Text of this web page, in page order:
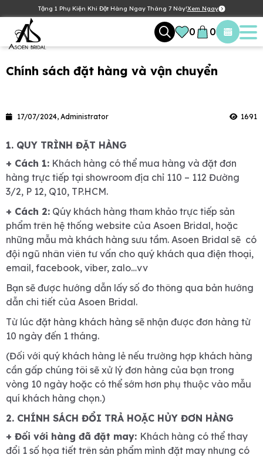
Tặng 1 Phụ Kiện Khi Đặt Hàng Ngay Tháng 7 Này!Xem Ngay
0 0
Chính sách đặt hàng và vận chuyển
17/07/2024, Administrator 1691
1. QUY TRÌNH ĐẶT HÀNG
+ Cách 1: Khách hàng có thể mua hàng và đặt đơn
hàng trực tiếp tại showroom địa chỉ 110 – 112 Đường
3/2, P 12, Q10, TP.HCM.
+ Cách 2: Qúy khách hàng tham khảo trực tiếp sản
phẩm trên hệ thống website của Asoen Bridal, hoặc
những mẫu mà khách hàng sưu tầm. Asoen Bridal sẽ có
đội ngũ nhân viên tư vấn cho quý khách qua điện thoại,
email, facebook, viber, zalo…vv
Bạn sẽ được hướng dẫn lấy số đo thông qua bản hướng
dẫn chi tiết của Asoen Bridal.
Từ lúc đặt hàng khách hàng sẽ nhận được đơn hàng từ
10 ngày đến 1 tháng.
(Đối với quý khách hàng lẻ nếu trường hợp khách hàng
cần gấp chúng tôi sẽ xử lý đơn hàng của bạn trong
vòng 10 ngày hoặc có thể sớm hơn phụ thuộc vào mẫu
quí khách hàng chọn.)
2. CHÍNH SÁCH ĐỔI TRẢ HOẶC HỦY ĐƠN HÀNG
+ Đối với hàng đã đặt may: Khách hàng có thể thay
đổi 1 số họa tiết trên sản phẩm mình đặt may nhưng có